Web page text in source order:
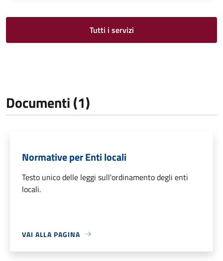
Tutti i servizi
Documenti (1)
Normative per Enti locali
Testo unico delle leggi sull'ordinamento degli enti
locali.
VAI ALLA PAGINA